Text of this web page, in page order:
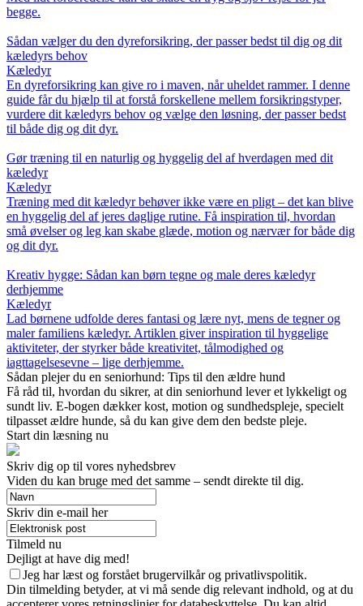
begge.
Sådan vælger du den dyreforsikring, der passer bedst til dig og dit
kæledyrs behov
Kæledyr
En dyreforsikring kan give ro i maven, når uheldet rammer. I denne
guide får du hjælp til at forstå forskellene mellem forsikringstyper,
vurdere dit kæledyrs behov og vælge den løsning, der passer bedst
til både dig og dit dyr.
Gør træning til en naturlig og hyggelig del af hverdagen med dit
kæledyr
Kæledyr
Træning med dit kæledyr behøver ikke være en pligt – det kan blive
en hyggelig del af jeres daglige rutine. Få inspiration til, hvordan
små øvelser og leg kan skabe glæde, motion og nærvær for både dig
og dit dyr.
Kreativ hygge: Sådan kan børn tegne og male deres kæledyr
derhjemme
Kæledyr
Lad børnene udfolde deres fantasi og lære nyt, mens de tegner og
maler familiens kæledyr. Artiklen giver inspiration til hyggelige
aktiviteter, der styrker både kreativitet, tålmodighed og
iagttagelsesevne – lige derhjemme.
Sådan plejer du en seniorhund: Tips til den ældre hund
Få råd til, hvordan du sikrer, at din seniorhund lever et lykkeligt og
sundt liv. E-bogen dækker kost, motion og sundhedspleje, specielt
tilpasset ældre hunde, så du kan give dem den bedste pleje.
Start din læsning nu
Skriv dig op til vores nyhedsbrev
Viden du kan bruge med det samme – sendt direkte til dig.
Skriv din e-mail her
Tilmeld nu
Dejligt at have dig med!
Jeg har læst og forstået brugervilkår og privatlivspolitik.
Din tilmelding betyder, at vi må sende dig relevant indhold, og at du